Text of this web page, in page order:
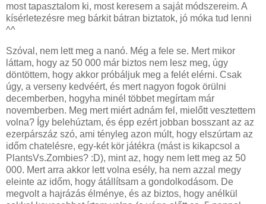
most tapasztalom ki, most keresem a saját módszereim. A
kísérletezésre meg bárkit bátran biztatok, jó móka tud lenni
^^
Szóval, nem lett meg a nanó. Még a fele se. Mert mikor
láttam, hogy az 50 000 már biztos nem lesz meg, úgy
döntöttem, hogy akkor próbáljuk meg a felét elérni. Csak
úgy, a verseny kedvéért, és mert nagyon fogok örülni
decemberben, hogyha minél többet megírtam már
novemberben. Meg mert miért adnám fel, mielőtt vesztettem
volna? Így belehúztam, és épp ezért jobban bosszant az az
ezerpárszáz szó, ami tényleg azon múlt, hogy elszúrtam az
időm chatelésre, egy-két kör játékra (mást is kikapcsol a
PlantsVs.Zombies? :D), mint az, hogy nem lett meg az 50
000. Mert arra akkor lett volna esély, ha nem azzal megy
eleinte az időm, hogy átállítsam a gondolkodásom. De
megvolt a hajrázás élménye, és az biztos, hogy anélkül